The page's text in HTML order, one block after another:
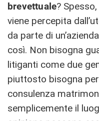
brevettuale?
viene percepita
da parte di
così. Non bisogna
litiganti come due
piuttosto bisogna
consulenza
semplicemente il